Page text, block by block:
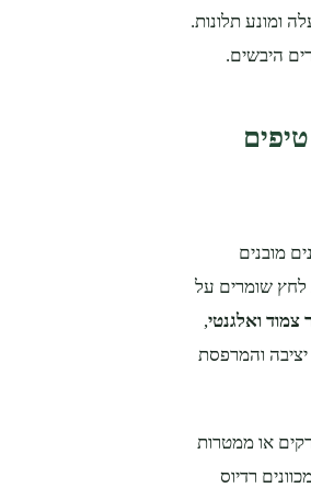
ומונע תלונות.
היבשים.
16 מ״מ עם טפטפנים מובנים
לחץ שומרים על
ואלגנטי,
והמרפסת
על מפרקים או ממטרות
רדיוס